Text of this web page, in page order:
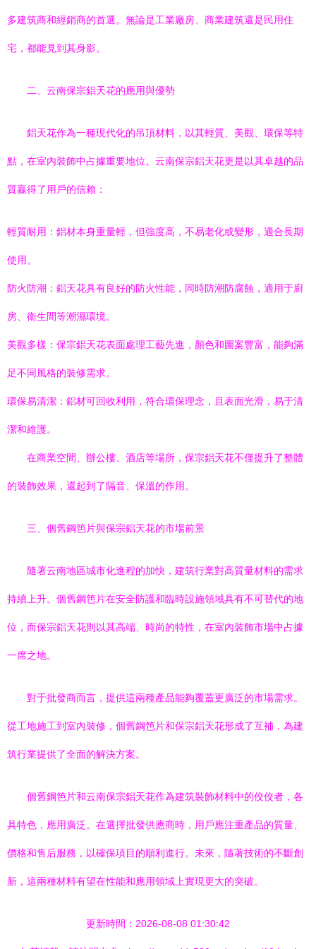
多建筑商和經銷商的首選。無論是工業廠房、商業建筑還是民用住
宅，都能見到其身影。
二、云南保宗鋁天花的應用與優勢
鋁天花作為一種現代化的吊頂材料，以其輕質、美觀、環保等特
點，在室內裝飾中占據重要地位。云南保宗鋁天花更是以其卓越的品
質贏得了用戶的信賴：
輕質耐用：鋁材本身重量輕，但強度高，不易老化或變形，適合長期
使用。
防火防潮：鋁天花具有良好的防火性能，同時防潮防腐蝕，適用于廚
房、衛生間等潮濕環境。
美觀多樣：保宗鋁天花表面處理工藝先進，顏色和圖案豐富，能夠滿
足不同風格的裝修需求。
環保易清潔：鋁材可回收利用，符合環保理念，且表面光滑，易于清
潔和維護。
在商業空間、辦公樓、酒店等場所，保宗鋁天花不僅提升了整體
的裝飾效果，還起到了隔音、保溫的作用。
三、個舊鋼笆片與保宗鋁天花的市場前景
隨著云南地區城市化進程的加快，建筑行業對高質量材料的需求
持續上升。個舊鋼笆片在安全防護和臨時設施領域具有不可替代的地
位，而保宗鋁天花則以其高端、時尚的特性，在室內裝飾市場中占據
一席之地。
對于批發商而言，提供這兩種產品能夠覆蓋更廣泛的市場需求。
從工地施工到室內裝修，個舊鋼笆片和保宗鋁天花形成了互補，為建
筑行業提供了全面的解決方案。
個舊鋼笆片和云南保宗鋁天花作為建筑裝飾材料中的佼佼者，各
具特色，應用廣泛。在選擇批發供應商時，用戶應注重產品的質量、
價格和售后服務，以確保項目的順利進行。未來，隨著技術的不斷創
新，這兩種材料有望在性能和應用領域上實現更大的突破。
更新時間：2026-08-08 01:30:42